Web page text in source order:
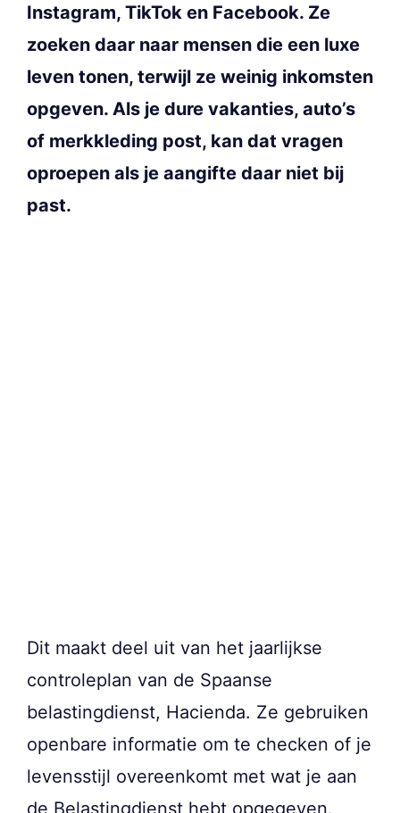
Instagram, TikTok en Facebook. Ze
zoeken daar naar mensen die een luxe
leven tonen, terwijl ze weinig inkomsten
opgeven. Als je dure vakanties, auto’s
of merkkleding post, kan dat vragen
oproepen als je aangifte daar niet bij
past.
Dit maakt deel uit van het jaarlijkse
controleplan van de Spaanse
belastingdienst, Hacienda. Ze gebruiken
openbare informatie om te checken of je
levensstijl overeenkomt met wat je aan
de Belastingdienst hebt opgegeven.